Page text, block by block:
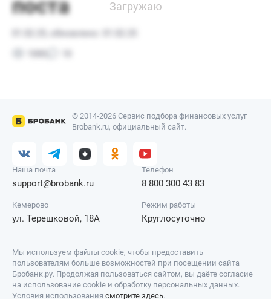
© 2014-2026 Сервис подбора финансовых услуг
Brobank.ru, официальный сайт.
Наша почта
support@brobank.ru
Телефон
8 800 300 43 83
Кемерово
ул. Терешковой, 18А
Режим работы
Круглосуточно
Мы используем файлы cookie, чтобы предоставить
пользователям больше возможностей при посещении сайта
Бробанк.ру. Продолжая пользоваться сайтом, вы даёте согласие
на использование cookie и обработку персональных данных.
Условия использования смотрите здесь.